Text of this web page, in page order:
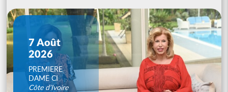
7 Août
2026
PREMIERE
DAME CI
Côte d'Ivoire